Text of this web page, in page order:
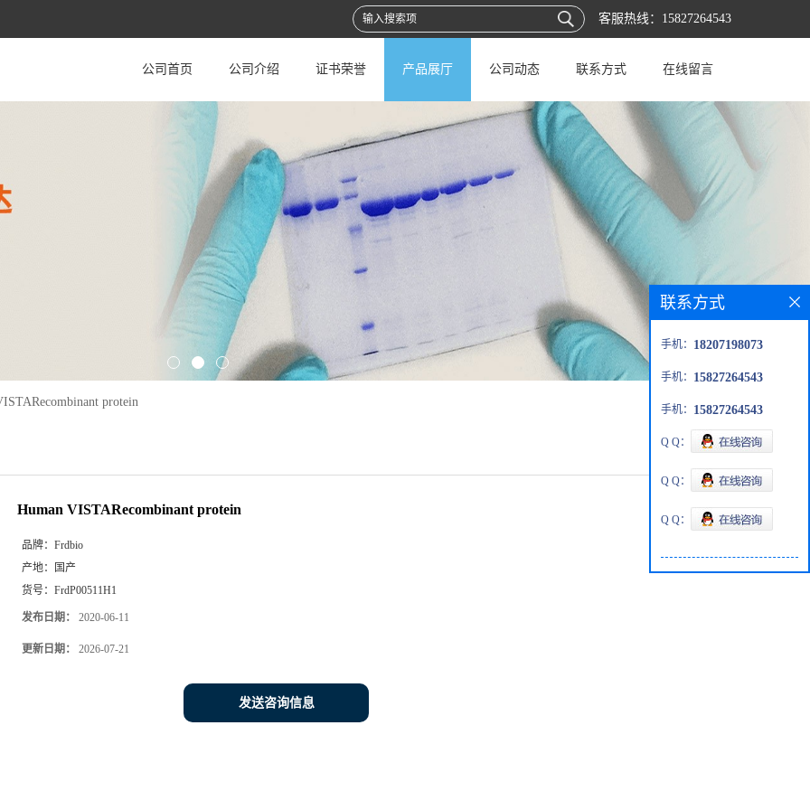
客服热线： 15827264543
公司首页 公司介绍 证书荣誉 产品展厅 公司动态 联系方式 在线留言
protein
Human VISTARecombinant protein
品牌： Frdbio
产地：
国产
货号： FrdP00511H1
发布日期： 2020-06-11
更新日期： 2026-07-21
发送咨询信息
联系方式
手机： 18207198073
手机： 15827264543
手机： 15827264543
Q Q：
Q Q：
Q Q：